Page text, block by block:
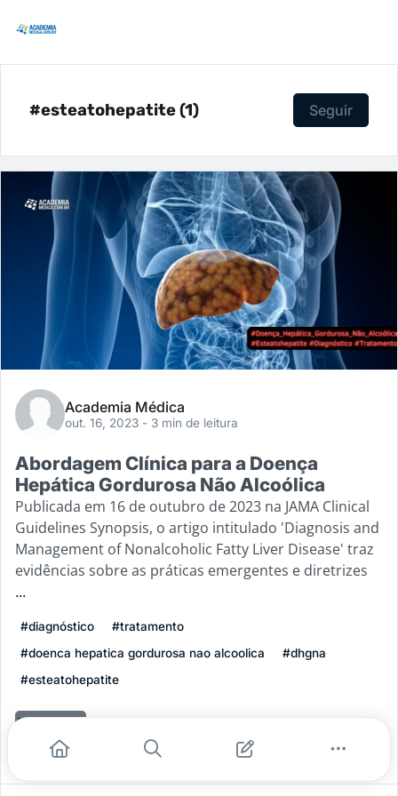
#esteatohepatite (1) Seguir
Academia Médica
out. 16, 2023 - 3 min de leitura
Abordagem Clínica para a Doença
Hepática Gordurosa Não Alcoólica
Publicada em 16 de outubro de 2023 na JAMA Clinical
Guidelines Synopsis, o artigo intitulado 'Diagnosis and
Management of Nonalcoholic Fatty Liver Disease' traz
evidências sobre as práticas emergentes e diretrizes
...
#diagnóstico
#tratamento
#doenca hepatica gordurosa nao alcoolica
#dhgna
#esteatohepatite
Leia mais